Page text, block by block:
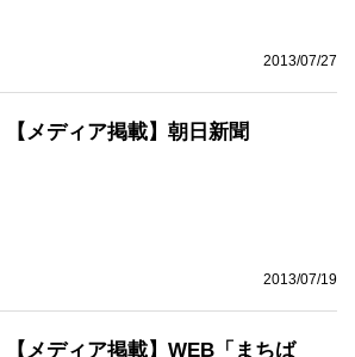
2013/07/27
【メディア掲載】朝日新聞
2013/07/19
【メディア掲載】WEB「まちば